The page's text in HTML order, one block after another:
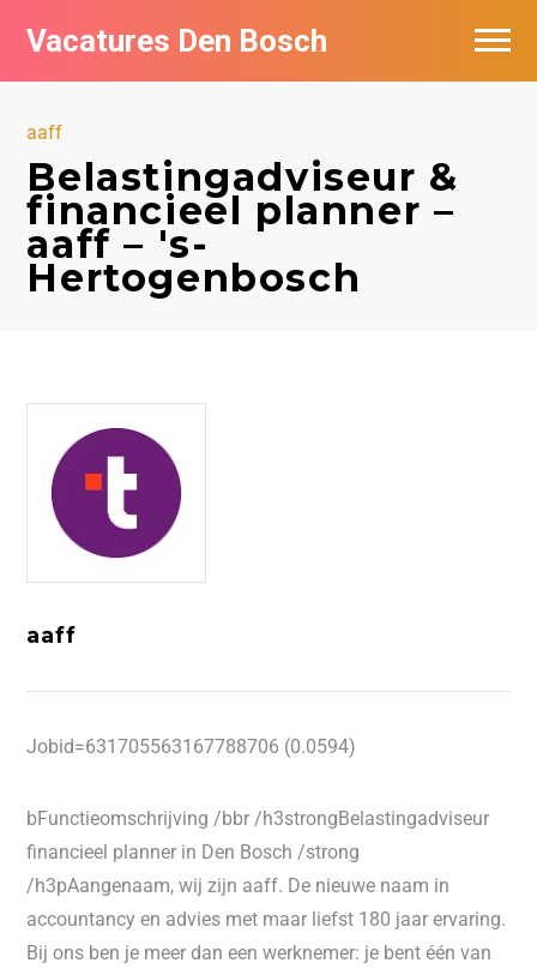
Vacatures Den Bosch
aaff
Belastingadviseur &
financieel planner –
aaff – 's-
Hertogenbosch
aaff
Jobid=631705563167788706 (0.0594)
bFunctieomschrijving /bbr /h3strongBelastingadviseur
financieel planner in Den Bosch /strong
/h3pAangenaam, wij zijn aaff. De nieuwe naam in
accountancy en advies met maar liefst 180 jaar ervaring.
Bij ons ben je meer dan een werknemer: je bent één van
Vacatures per bedrijf in Den Bosch